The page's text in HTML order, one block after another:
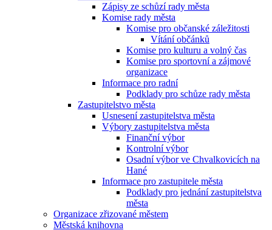
Zápisy ze schůzí rady města
Komise rady města
Komise pro občanské záležitosti
Vítání občánků
Komise pro kulturu a volný čas
Komise pro sportovní a zájmové
organizace
Informace pro radní
Podklady pro schůze rady města
Zastupitelstvo města
Usnesení zastupitelstva města
Výbory zastupitelstva města
Finanční výbor
Kontrolní výbor
Osadní výbor ve Chvalkovicích na
Hané
Informace pro zastupitele města
Podklady pro jednání zastupitelstva
města
Organizace zřizované městem
Městská knihovna